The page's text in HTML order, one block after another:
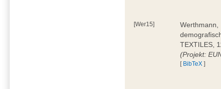
[Wer15]
Werthmann,
TEXTILES,
(Projekt:
[ BibTeX ]